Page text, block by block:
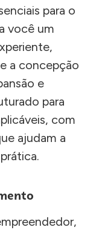
para o
você um
a concepção
e
para
com
ajudam a